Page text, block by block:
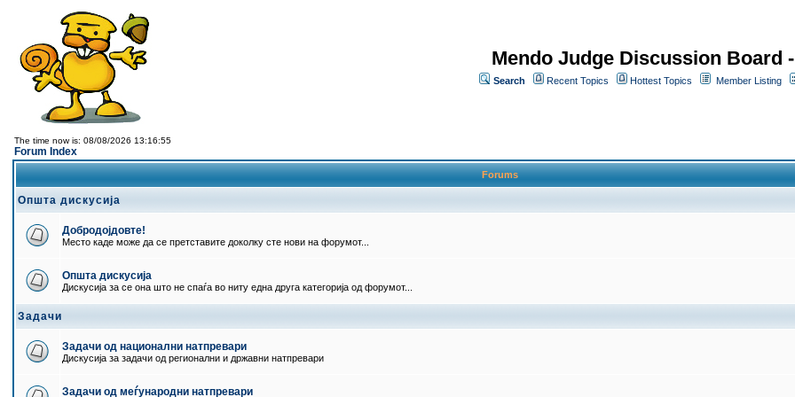
Mendo Judge Discussion Board
Search Recent Topics Hottest Topics Member Listing
The time now is: 08/08/2026 13:16:55
Forum Index
Forums
Општа дискусија
Добродојдовте!
Место каде може да се претставите доколку сте нови на форумот...
Општа дискусија
Дискусија за се она што не спаѓа во ниту една друга категорија од форумот...
Задачи
Задачи од национални натпревари
Дискусија за задачи од регионални и државни натпревари
Задачи од меѓународни натпревари